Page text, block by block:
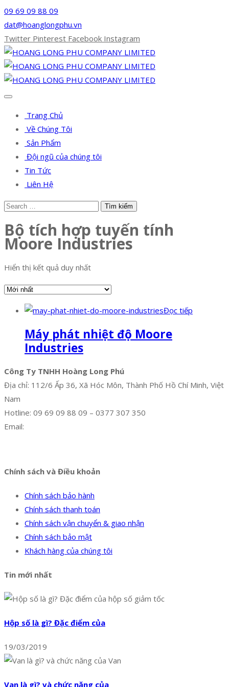
09 69 09 88 09
dat@hoanglongphu.vn
Twitter Pinterest Facebook Instagram
Trang Chủ
Về Chúng Tôi
Sản Phẩm
Đội ngũ của chúng tôi
Tin Tức
Liên Hệ
Bộ tích hợp tuyến tính
Moore Industries
Hiển thị kết quả duy nhất
Đọc tiếp
Máy phát nhiệt độ Moore
Industries
Công Ty TNHH Hoàng Long Phú
Địa chỉ: 112/6 Ấp 36, Xã Hóc Môn, Thành Phố Hồ Chí Minh, Việt
Nam
Hotline: 09 69 09 88 09 – 0377 307 350
Email:
Chính sách và Điều khoản
Chính sách bảo hành
Chính sách thanh toán
Chính sách vận chuyển & giao nhận
Chính sách bảo mật
Khách hàng của chúng tôi
Tin mới nhất
Hộp số là gì? Đặc điểm của
19/03/2019
Van là gì? và chức năng của